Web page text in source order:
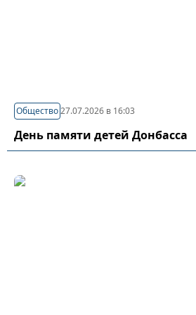
Общество27.07.2026 в 16:03
День памяти детей Донбасса